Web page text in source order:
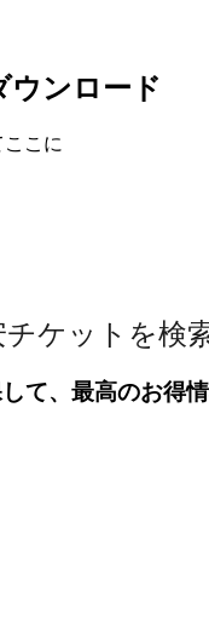
ウンロード
こに
ケットを検
て、最高のお得